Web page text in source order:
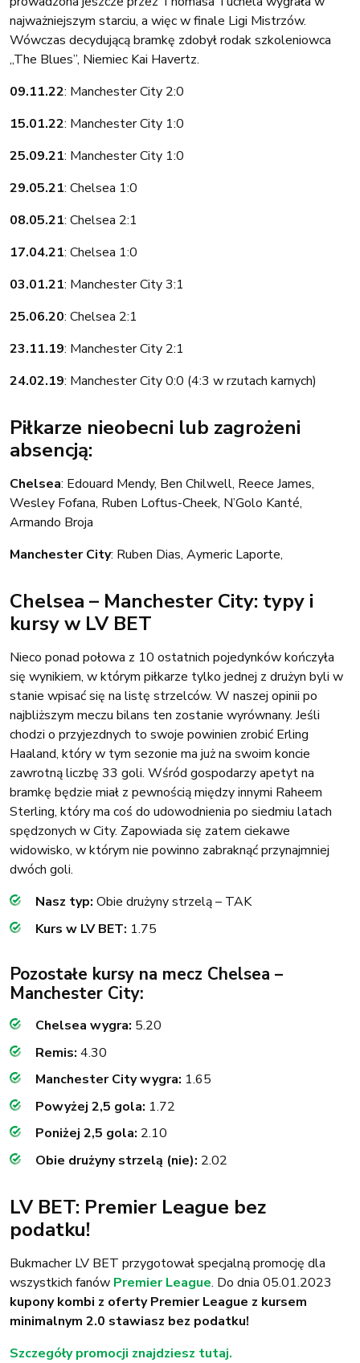
najważniejszym starciu, a więc w finale Ligi Mistrzów.
Wówczas decydującą bramkę zdobył rodak szkoleniowca
„The Blues”, Niemiec Kai Havertz.
09.11.22: Manchester City 2:0
15.01.22: Manchester City 1:0
25.09.21: Manchester City 1:0
29.05.21: Chelsea 1:0
08.05.21: Chelsea 2:1
17.04.21: Chelsea 1:0
03.01.21: Manchester City 3:1
25.06.20: Chelsea 2:1
23.11.19: Manchester City 2:1
24.02.19: Manchester City 0:0 (4:3 w rzutach karnych)
Piłkarze nieobecni lub zagrożeni
absencją:
Chelsea: Edouard Mendy, Ben Chilwell, Reece James,
Wesley Fofana, Ruben Loftus-Cheek, N’Golo Kanté,
Armando Broja
Manchester City: Ruben Dias, Aymeric Laporte,
Chelsea – Manchester City: typy i
kursy w LV BET
Nieco ponad połowa z 10 ostatnich pojedynków kończyła
się wynikiem, w którym piłkarze tylko jednej z drużyn byli w
stanie wpisać się na listę strzelców. W naszej opinii po
najbliższym meczu bilans ten zostanie wyrównany. Jeśli
chodzi o przyjezdnych to swoje powinien zrobić Erling
Haaland, który w tym sezonie ma już na swoim koncie
zawrotną liczbę 33 goli. Wśród gospodarzy apetyt na
bramkę będzie miał z pewnością między innymi Raheem
Sterling, który ma coś do udowodnienia po siedmiu latach
spędzonych w City. Zapowiada się zatem ciekawe
widowisko, w którym nie powinno zabraknąć przynajmniej
dwóch goli.
Nasz typ: Obie drużyny strzelą – TAK
Kurs w LV BET: 1.75
Pozostałe kursy na mecz Chelsea –
Manchester City:
Chelsea wygra: 5.20
Remis: 4.30
Manchester City wygra: 1.65
Powyżej 2,5 gola: 1.72
Poniżej 2,5 gola: 2.10
Obie drużyny strzelą (nie): 2.02
LV BET: Premier League bez
podatku!
Bukmacher LV BET przygotował specjalną promocję dla
wszystkich fanów Premier League. Do dnia 05.01.2023
kupony kombi z oferty Premier League z kursem
minimalnym 2.0 stawiasz bez podatku!
Szczegóły promocji znajdziesz tutaj.